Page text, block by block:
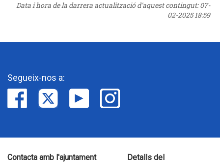
Data i hora de la darrera actualització d'aquest contingut:07-
02-2025 18:59
Segueix-nos a:
Contacta amb l'ajuntament
Detalls del